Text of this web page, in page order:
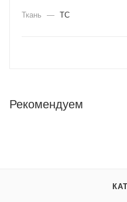
Ткань — ТС
Рекомендуем